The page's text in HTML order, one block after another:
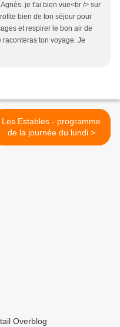
.je t'ai bien vue<br /> sur
bien de ton séjour pour
et respirer le bon air de
ton voyage. Je
Les Estables - programme
de la journée du lundi >
Overblog